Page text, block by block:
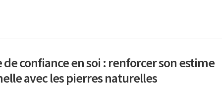
de confiance en soi : renforcer son estime
avec les pierres naturelles